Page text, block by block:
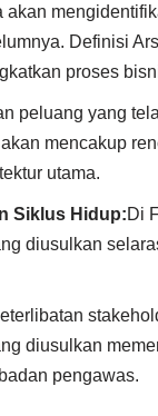
akan
Definisi
proses
peluang yang
mencakup
utama.
Siklus Hidup:Di
diusulkan
diusulkan
pengawas.